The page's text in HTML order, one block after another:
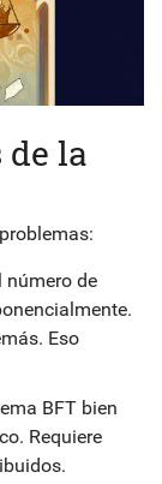
de la
número de
Eso
BFT bien
Requiere